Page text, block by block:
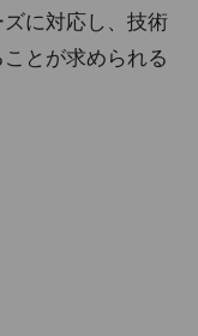
に対応し、技術
とが求められる